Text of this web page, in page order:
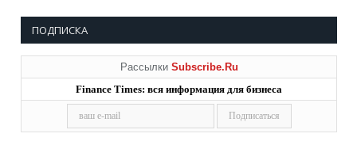
ПОДПИСКА
Рассылки Subscribe.Ru
Finance Times: вся информация для бизнеса